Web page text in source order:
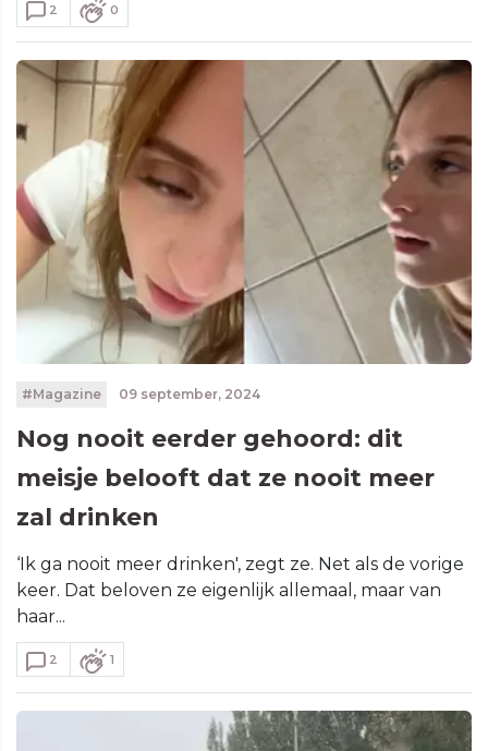
2 0
#Magazine 09 september, 2024
Nog nooit eerder gehoord: dit
meisje belooft dat ze nooit meer
zal drinken
‘Ik ga nooit meer drinken', zegt ze. Net als de vorige
keer. Dat beloven ze eigenlijk allemaal, maar van
haar...
2 1